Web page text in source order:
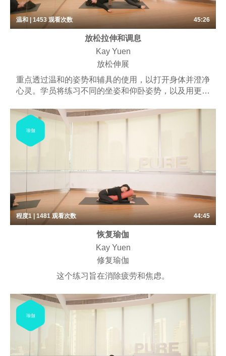
温和 | 1453观看次数 45:26
放松拉伸和调息
Kay Yuen
放松伸展
重点透过温和的姿势和辅具的使用，以打开身体并澄净
心灵。学员将练习不同的坐姿和仰卧姿势，以及用更长
想。
瑜伽
程度1 | 1481观看次数 44:45
恢复瑜伽
Kay Yuen
修复瑜伽
这个练习旨在消除疲劳和焦虑。
瑜伽